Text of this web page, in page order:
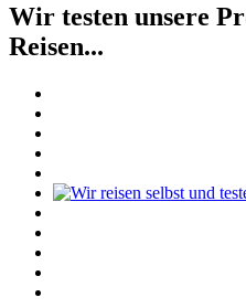
Wir testen unsere
Reisen...